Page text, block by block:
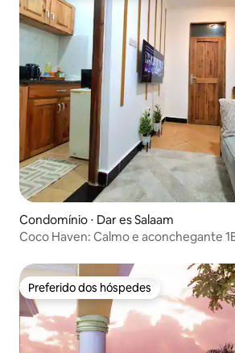
Condomínio ⋅ Dar es Salaam
Coco Haven: Calmo e aconchegante
Preferido dos hóspedes
Preferido dos hóspedes